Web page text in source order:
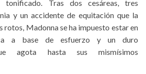
tonificado. Tras dos cesáreas, tres
y un accidente de equitación que la
rotos, Madonna se ha impuesto estar en
a base de esfuerzo y un duro
agota hasta sus mismísimos